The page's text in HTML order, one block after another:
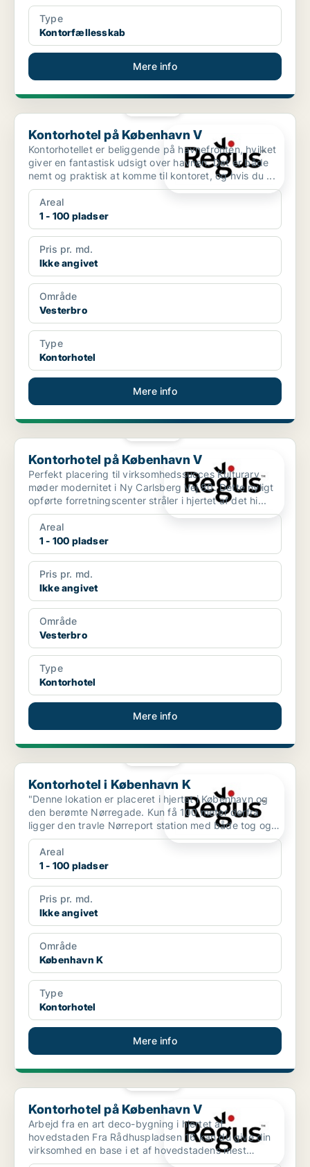
Type
Kontorfællesskab
Mere info
Kontorhotel på København V
Kontorhotel på København V
Kontorhotellet er beliggende på havnefronten, hvilket
giver en fantastisk udsigt over havnen. Det er både
nemt og praktisk at komme til kontoret, og hvis du ...
Areal
1 - 100 pladser
Pris pr. md.
Ikke angivet
Område
Vesterbro
Type
Kontorhotel
Mere info
Kontorhotel på København V
Kontorhotel på København V
Perfekt placering til virksomhedssucces Kulturarv
møder modernitet i Ny Carlsberg Vej 80. Dette nyligt
opførte forretningscenter stråler i hjertet af det hi...
Areal
1 - 100 pladser
Pris pr. md.
Ikke angivet
Område
Vesterbro
Type
Kontorhotel
Mere info
Kontorhotel i København K
Kontorhotel i København K
"Denne lokation er placeret i hjertet i København og
den berømte Nørregade. Kun få 100 meter derfra
ligger den travle Nørreport station med både tog og
metro...
Areal
1 - 100 pladser
Pris pr. md.
Ikke angivet
Område
København K
Type
Kontorhotel
Mere info
Kontorhotel på København V
Kontorhotel på København V
Arbejd fra en art deco-bygning i hjertet af
hovedstaden Fra Rådhuspladsen 16 kan du give din
virksomhed en base i et af hovedstadens mest
berømte bygninger....